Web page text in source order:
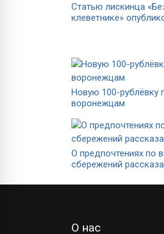
Статью лискинца
клеветнике»
Новую 100-рублёвку
воронежцам
О предпочтениях по
сбережений
О нас